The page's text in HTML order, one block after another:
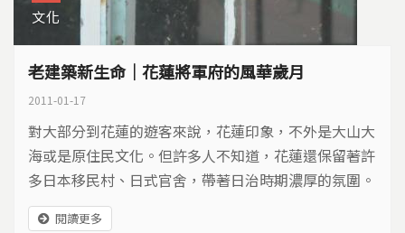
文化
老建築新生命｜花蓮將軍府的風華歲月
2011-01-17
對大部分到花蓮的遊客來說，花蓮印象，不外是大山大
海或是原住民文化。但許多人不知道，花蓮還保留著許
多日本移民村、日式官舍，帶著日治時期濃厚的氛圍。
這些日式建築在歲月洗禮下逐漸毀壞，最近這幾年，花
蓮民間發起保護日式建築的運動，藉由老房子的復舊，
閱讀更多